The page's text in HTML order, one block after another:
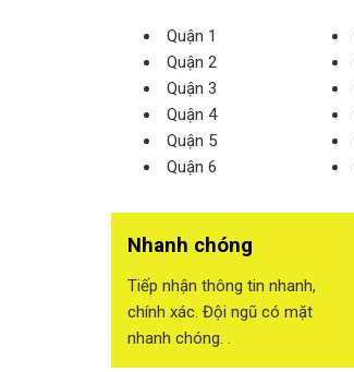
Quận 1
Quận 2
Quận 3
Quận 4
Quận 5
Quận 6
Nhanh chóng
Tiếp nhận thông tin nhanh,
chính xác. Đội ngũ có mặt
nhanh chóng. .